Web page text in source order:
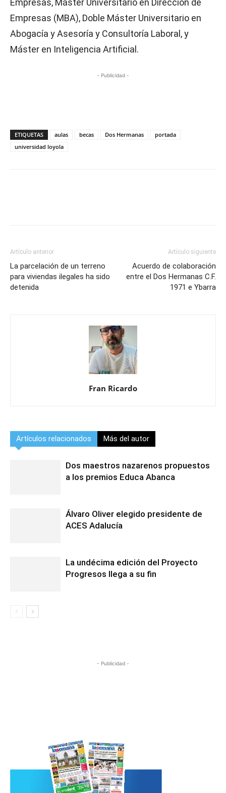
Empresas, Máster Universitario en Dirección de
Empresas (MBA), Doble Máster Universitario en
Abogacía y Asesoría y Consultoría Laboral, y
Máster en Inteligencia Artificial.
- Publicidad -
ETIQUETAS aulas becas Dos Hermanas
portada
universidad loyola
Artículo anterior
La parcelación de un terreno
para viviendas ilegales ha sido
detenida
Artículo siguiente
Acuerdo de colaboración
entre el Dos Hermanas C.F.
1971 e Ybarra
Fran Ricardo
Artículos relacionados Más del autor
Dos maestros nazarenos propuestos
a los premios Educa Abanca
Álvaro Oliver elegido presidente de
ACES Adalucía
La undécima edición del Proyecto
Progresos llega a su fin
- Publicidad -